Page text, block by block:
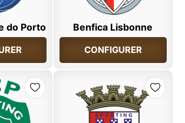
do Porto Benfica Lisbonne
CONFIGURER